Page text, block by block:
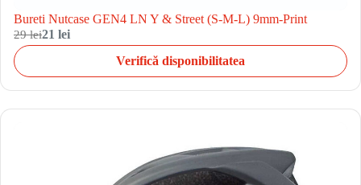
Bureti Nutcase GEN4 LN Y & Street (S-M-L) 9mm-Print
29 lei21 lei
Verifică disponibilitatea